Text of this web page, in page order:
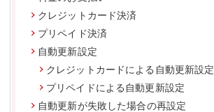
クレジットカード決済
プリペイド決済
自動更新設定
クレジットカードによる自動更新設定
プリペイドによる自動更新設定
自動更新が失敗した場合の再設定